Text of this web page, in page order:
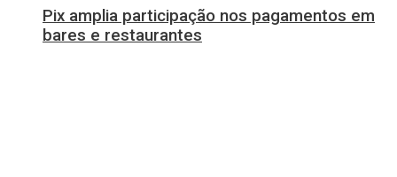
Pix amplia participação nos pagamentos em
bares e restaurantes